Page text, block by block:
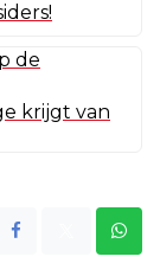
de
krijgt van